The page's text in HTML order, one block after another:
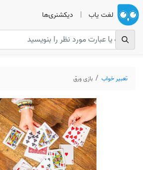
لغت یاب | دیکشنری‌ها
تعبیر خواب بازی ورق